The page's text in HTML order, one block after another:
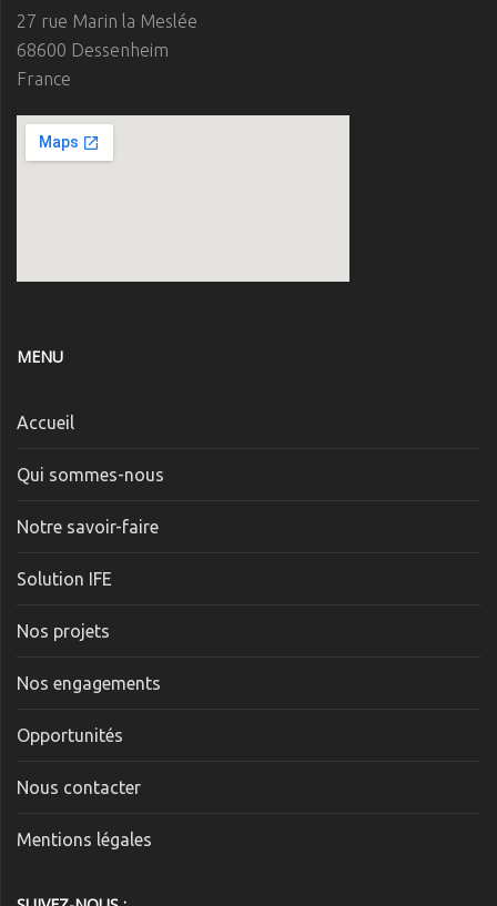
27 rue Marin la Meslée
68600 Dessenheim
France
MENU
Accueil
Qui sommes-nous
Notre savoir-faire
Solution IFE
Nos projets
Nos engagements
Opportunités
Nous contacter
Mentions légales